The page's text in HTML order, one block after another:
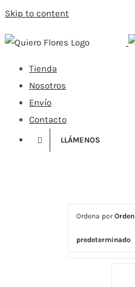
Skip to content
Tienda
Nosotros
Envío
Contacto
LLÁMENOS
Ordena porOrden
predeterminado
Mostrar